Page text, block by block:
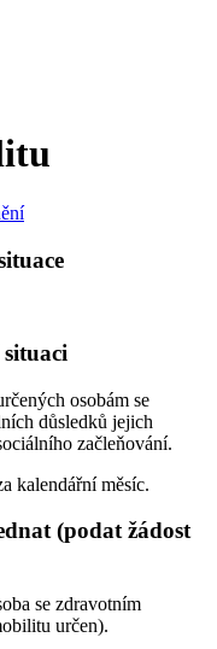
osobám se
důsledků jejich
začleňování.
kalendářní měsíc.
(podat žádost
se zdravotním
určen).